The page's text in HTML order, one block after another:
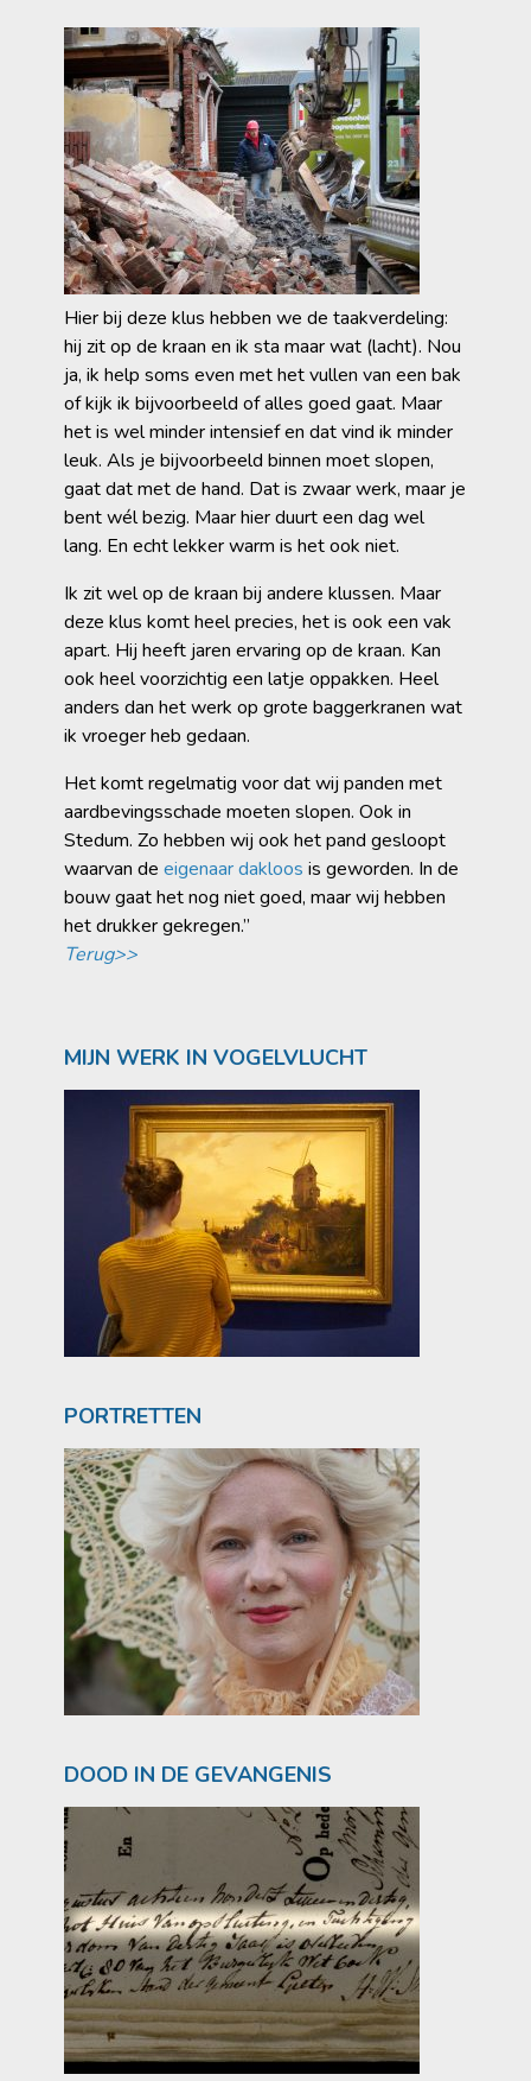
Hier bij deze klus hebben we de taakverdeling:
hij zit op de kraan en ik sta maar wat (lacht). Nou
ja, ik help soms even met het vullen van een bak
of kijk ik bijvoorbeeld of alles goed gaat. Maar
het is wel minder intensief en dat vind ik minder
leuk. Als je bijvoorbeeld binnen moet slopen,
gaat dat met de hand. Dat is zwaar werk, maar je
bent wél bezig. Maar hier duurt een dag wel
lang. En echt lekker warm is het ook niet.
Ik zit wel op de kraan bij andere klussen. Maar
deze klus komt heel precies, het is ook een vak
apart. Hij heeft jaren ervaring op de kraan. Kan
ook heel voorzichtig een latje oppakken. Heel
anders dan het werk op grote baggerkranen wat
ik vroeger heb gedaan.
Het komt regelmatig voor dat wij panden met
aardbevingsschade moeten slopen. Ook in
Stedum. Zo hebben wij ook het pand gesloopt
waarvan deeigenaar dakloos is geworden. In de
bouw gaat het nog niet goed, maar wij hebben
het drukker gekregen.”
Terug>>
MIJN WERK IN VOGELVLUCHT
PORTRETTEN
DOOD IN DE GEVANGENIS